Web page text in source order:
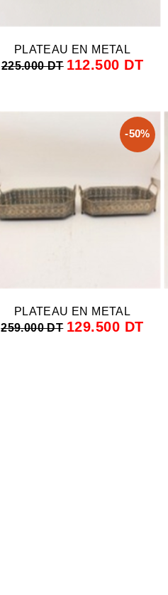
PLATEAU EN METAL
225.000 DT 112.500 DT
-50%
PLATEAU EN METAL
259.000 DT 129.500 DT